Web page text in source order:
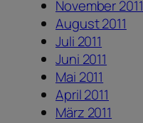
November 2011
August 2011
Juli 2011
Juni 2011
Mai 2011
April 2011
März 2011